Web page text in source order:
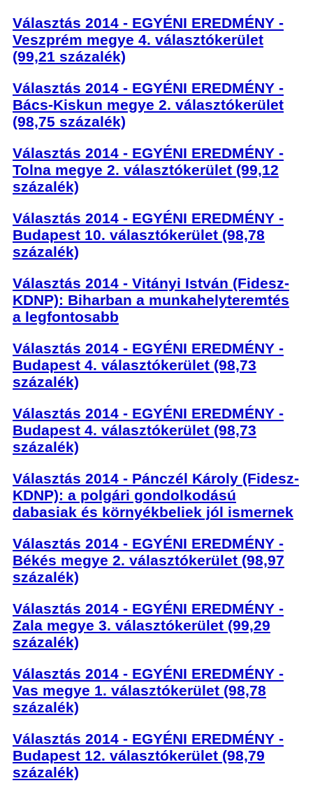
Választás 2014 - EGYÉNI EREDMÉNY -
Veszprém megye 4. választókerület
(99,21 százalék)
Választás 2014 - EGYÉNI EREDMÉNY -
Bács-Kiskun megye 2. választókerület
(98,75 százalék)
Választás 2014 - EGYÉNI EREDMÉNY -
Tolna megye 2. választókerület (99,12
százalék)
Választás 2014 - EGYÉNI EREDMÉNY -
Budapest 10. választókerület (98,78
százalék)
Választás 2014 - Vitányi István (Fidesz-
KDNP): Biharban a munkahelyteremtés
a legfontosabb
Választás 2014 - EGYÉNI EREDMÉNY -
Budapest 4. választókerület (98,73
százalék)
Választás 2014 - EGYÉNI EREDMÉNY -
Budapest 4. választókerület (98,73
százalék)
Választás 2014 - Pánczél Károly (Fidesz-
KDNP): a polgári gondolkodású
dabasiak és környékbeliek jól ismernek
Választás 2014 - EGYÉNI EREDMÉNY -
Békés megye 2. választókerület (98,97
százalék)
Választás 2014 - EGYÉNI EREDMÉNY -
Zala megye 3. választókerület (99,29
százalék)
Választás 2014 - EGYÉNI EREDMÉNY -
Vas megye 1. választókerület (98,78
százalék)
Választás 2014 - EGYÉNI EREDMÉNY -
Budapest 12. választókerület (98,79
százalék)